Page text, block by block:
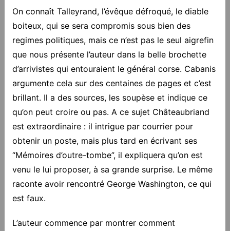
On connaît Talleyrand, l’évêque défroqué, le diable
boiteux, qui se sera compromis sous bien des
regimes politiques, mais ce n’est pas le seul aigrefin
que nous présente l’auteur dans la belle brochette
d’arrivistes qui entouraient le général corse. Cabanis
argumente cela sur des centaines de pages et c’est
brillant. Il a des sources, les soupèse et indique ce
qu’on peut croire ou pas. A ce sujet Châteaubriand
est extraordinaire : il intrigue par courrier pour
obtenir un poste, mais plus tard en écrivant ses
“Mémoires d’outre-tombe”, il expliquera qu’on est
venu le lui proposer, à sa grande surprise. Le même
raconte avoir rencontré George Washington, ce qui
est faux.
L’auteur commence par montrer comment